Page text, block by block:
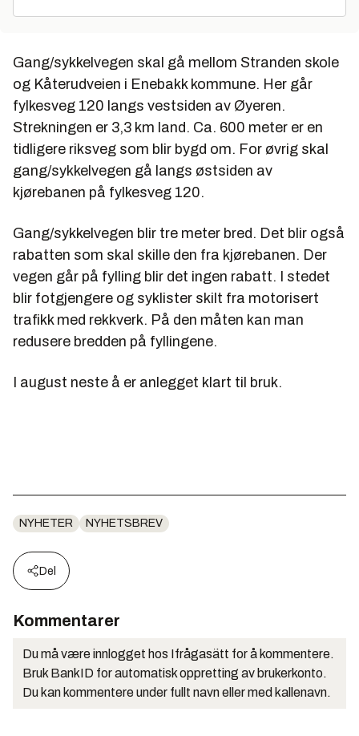
Gang/sykkelvegen skal gå mellom Stranden skole
og Kåterudveien i Enebakk kommune. Her går
fylkesveg 120 langs vestsiden av Øyeren.
Strekningen er 3,3 km land. Ca. 600 meter er en
tidligere riksveg som blir bygd om. For øvrig skal
gang/sykkelvegen gå langs østsiden av
kjørebanen på fylkesveg 120.
Gang/sykkelvegen blir tre meter bred. Det blir også
rabatten som skal skille den fra kjørebanen. Der
vegen går på fylling blir det ingen rabatt. I stedet
blir fotgjengere og syklister skilt fra motorisert
trafikk med rekkverk. På den måten kan man
redusere bredden på fyllingene.
I august neste å er anlegget klart til bruk.
NYHETER NYHETSBREV
Del
Kommentarer
Du må være innlogget hos Ifrågasätt for å kommentere.
Bruk BankID for automatisk oppretting av brukerkonto.
Du kan kommentere under fullt navn eller med kallenavn.